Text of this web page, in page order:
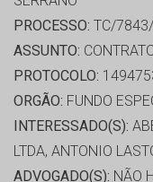
PROCESSO: TC/
ASSUNTO:
PROTOCOLO:
ORGÃO: FUNDO
INTERESSADO(S):
LTDA, ANTONIO
ADVOGADO(S): NÃO